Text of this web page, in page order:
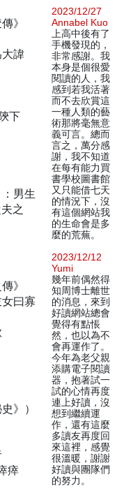
》
諱
下
男生
之
》
曰寡
》）
瘁
2023/12/27
Annabel Kuo
上高中後有了
手機發現的，
非常感謝。我
本身是個很愛
閱讀的人，我
感到若我活著
而不去欣賞這
一種人類的藝
術那將毫無意
義可言。總而
言之，萬分感
謝，我不知道
在每有能力買
書學校圖書館
又只能借七天
的情況下，沒
有這個網站我
的生命會是多
麼的荒蕪。
2023/12/12
Yumi
幾年前偶然得
知周博士離世
的消息，來到
好讀網站總會
覺得有點悵
然，也以為不
會再運作了。
今年為老父親
添購電子閱讀
器，抱著試一
試的心情再度
連上好讀，沒
想到繼續運
作，還有這麼
多讀友再度回
來這裡，感覺
很溫暖，謝謝
好讀與團隊們
的努力。